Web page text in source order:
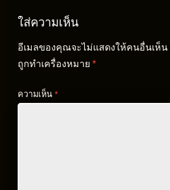
ใส่ความเห็น
อีเมลของคุณจะไม่แสดงให้คนอื่นเห็น
ถูกทำเครื่องหมาย *
ความเห็น *